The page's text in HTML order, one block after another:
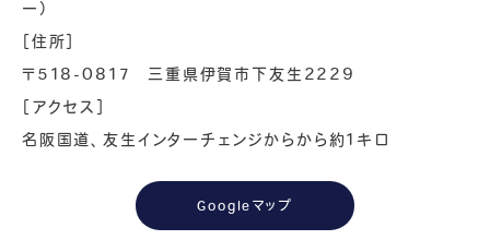
ー）
［住所］
〒518-0817 三重県伊賀市下友生2229
［アクセス］
名阪国道、友生インターチェンジからから約1キロ
Googleマップ